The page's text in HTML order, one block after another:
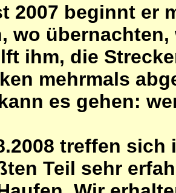
2007 beginnt er
wo
ihm, die
mehrmals
es gehen:
treffen
Teil sehr